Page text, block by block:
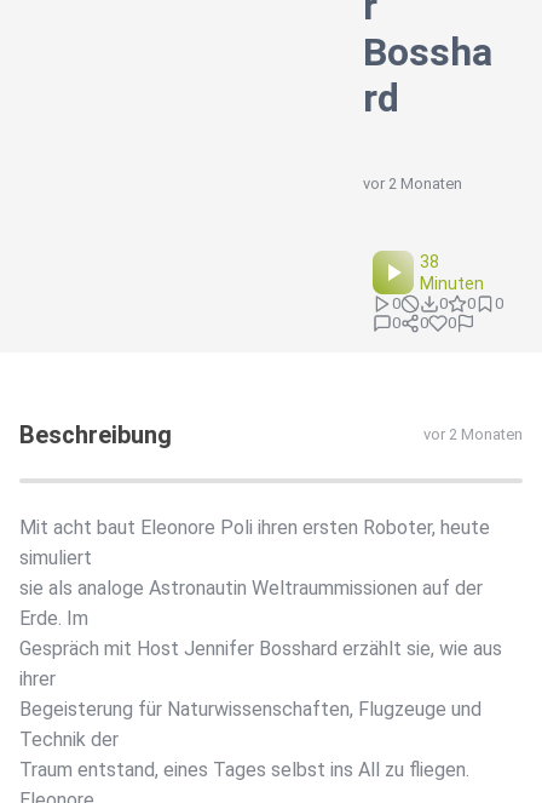
Bossha
rd
vor 2 Monaten
38
Minuten
0 0 0
0
0
0 0
Beschreibung vor 2 Monaten
Mit acht baut Eleonore Poli ihren ersten Roboter, heute
simuliert
sie als analoge Astronautin Weltraummissionen auf der
Erde. Im
Gespräch mit Host Jennifer Bosshard erzählt sie, wie aus
ihrer
Begeisterung für Naturwissenschaften, Flugzeuge und
Technik der
Traum entstand, eines Tages selbst ins All zu fliegen.